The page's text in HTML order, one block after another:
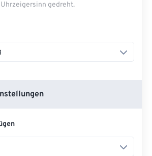
gedreht.